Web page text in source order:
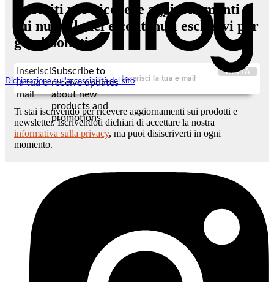
Dichiarazione sull'accessibilità del sito
Iscriviti per ricevere aggiornamenti
sui nuovi lanci e contenuti esclusivi per
gli abbonati.
Inserisci
la tua e-
mail
Subscribe to
receive updates
about new
products and
promotions
INVIA
Ti stai iscrivendo per ricevere aggiornamenti sui prodotti e
newsletter. Iscrivendoti dichiari di accettare la nostra
informativa sulla privacy, ma puoi disiscriverti in ogni
momento.